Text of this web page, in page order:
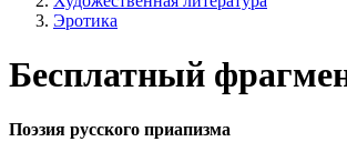
Эротика
Бесплатный
Поэзия русского приапизма